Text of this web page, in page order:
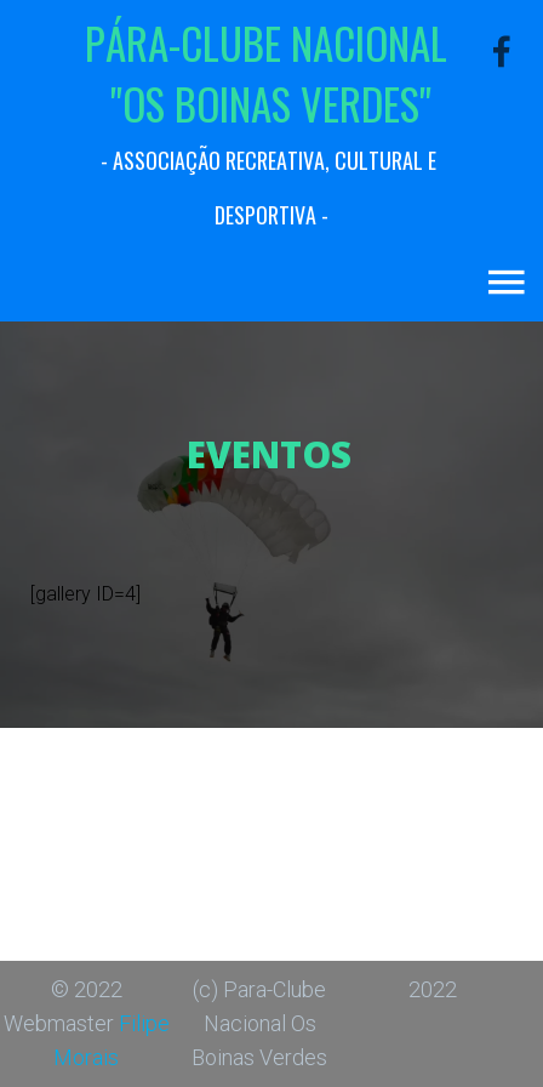
PÁRA-CLUBE NACIONAL
"OS BOINASVERDES"
- ASSOCIAÇÃO RECREATIVA, CULTURAL E
DESPORTIVA-
EVENTOS
[gallery ID=4]
© 2022
Webmaster Filipe
Morais
(c) Para-Clube
Nacional Os
Boinas Verdes
2022